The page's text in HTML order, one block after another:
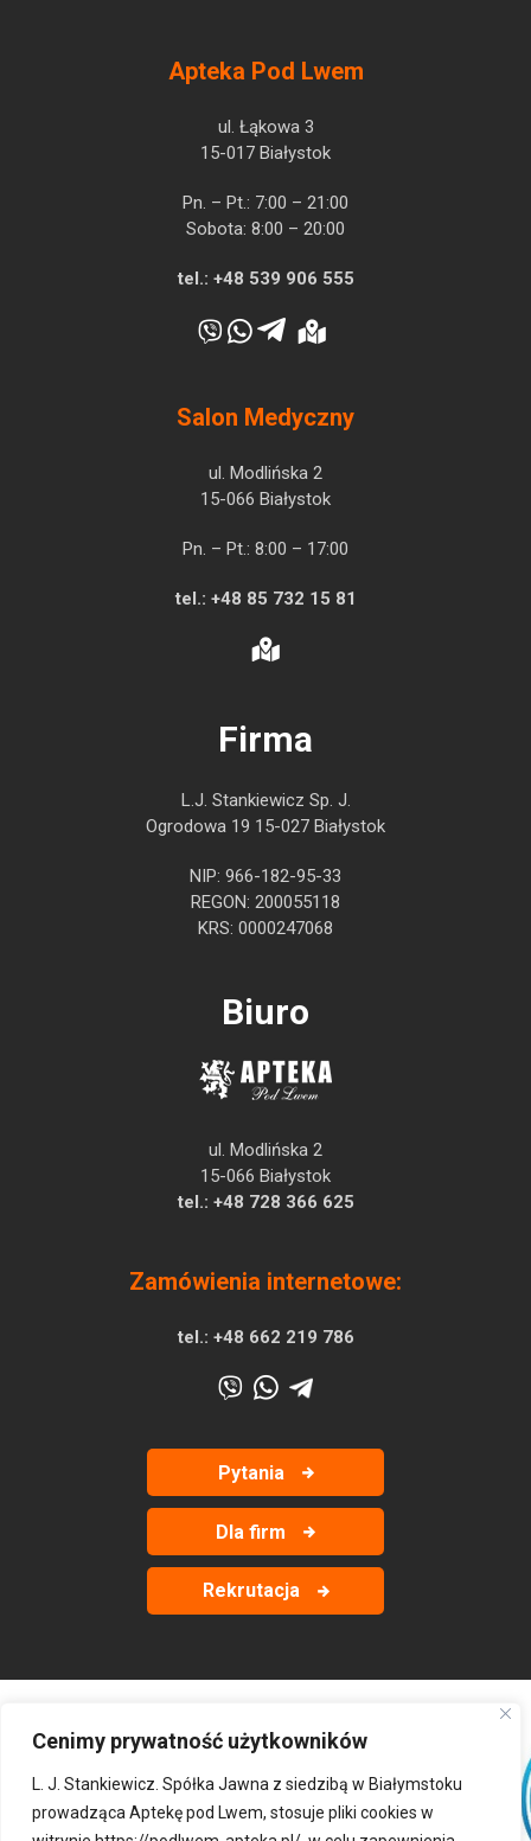
Cenimy prywatność użytkowników
L. J. Stankiewicz. Spółka Jawna z siedzibą w Białymstoku
prowadząca Aptekę pod Lwem, stosuje pliki cookies w
Apteka Pod Lwem
ul. Łąkowa 3
15-017 Białystok
Pn. – Pt.: 7:00 – 21:00
Sobota: 8:00 – 20:00
tel.: +48 539 906 555
Salon Medyczny
ul. Modlińska 2
15-066 Białystok
Pn. – Pt.: 8:00 – 17:00
tel.: +48 85 732 15 81
Firma
L.J. Stankiewicz Sp. J.
Ogrodowa 19 15-027 Białystok
NIP: 966-182-95-33
REGON: 200055118
KRS: 0000247068
Biuro
ul. Modlińska 2
15-066 Białystok
tel.: +48 728 366 625
Zamówienia internetowe:
tel.: +48 662 219 786
Pytania
Dla firm
Rekrutacja
‹